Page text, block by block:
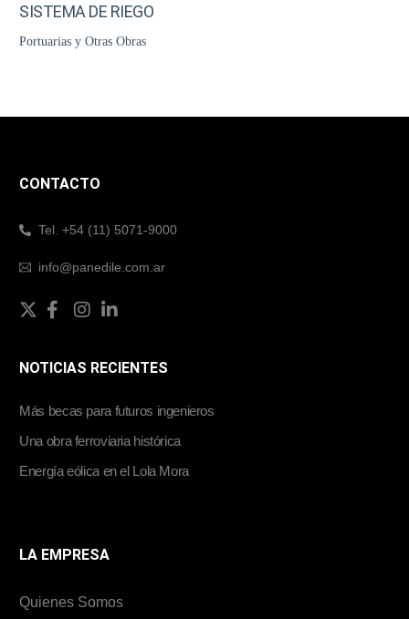
SISTEMA DE RIEGO
Portuarias y Otras Obras
CONTACTO
Tel. +54 (11) 5071-9000
info@panedile.com.ar
NOTICIAS RECIENTES
Más becas para futuros ingenieros
Una obra ferroviaria histórica
Energía eólica en el Lola Mora
LA EMPRESA
Quienes Somos